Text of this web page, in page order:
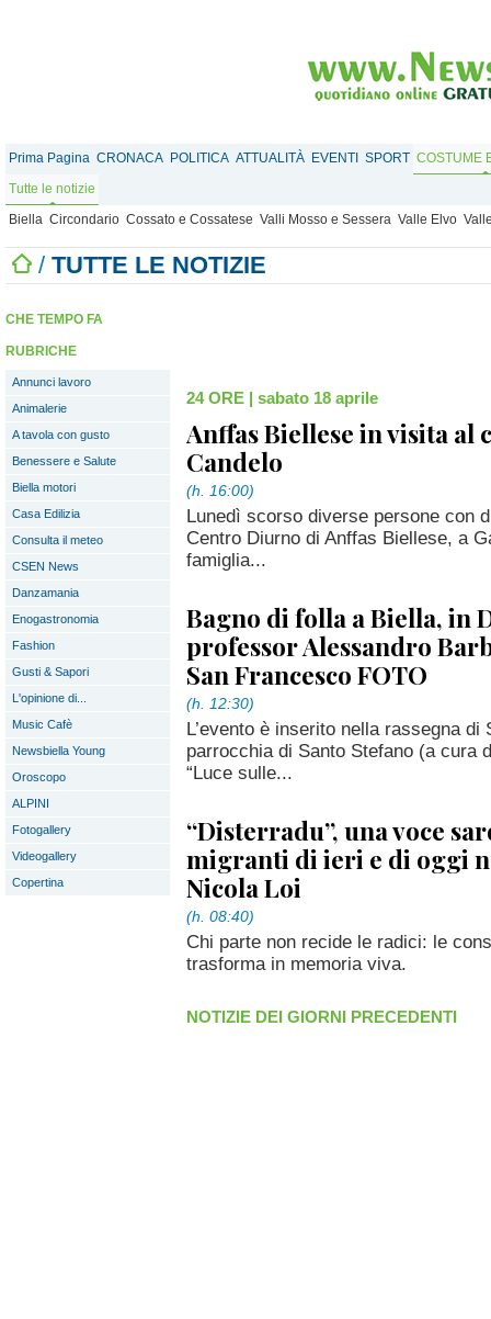
Prima Pagina CRONACA POLITICA ATTUALITÀ EVENTI SPORT COSTUME
Tutte le notizie
Biella Circondario Cossato e Cossatese Valli Mosso e Sessera Valle Elvo
/ TUTTE LE NOTIZIE
CHE TEMPO FA
RUBRICHE
Annunci lavoro
Animalerie
A tavola con gusto
Benessere e Salute
Biella motori
Casa Edilizia
Consulta il meteo
CSEN News
Danzamania
Enogastronomia
Fashion
Gusti & Sapori
L'opinione di...
Music Cafè
Newsbiella Young
Oroscopo
ALPINI
Fotogallery
Videogallery
Copertina
24 ORE | sabato 18 aprile
Anffas Biellese in visita al
Candelo
(h. 16:00)
Lunedì scorso diverse persone con
Centro Diurno di Anffas Biellese, a
famiglia...
Bagno di folla a Biella, in
professor Alessandro
San Francesco FOTO
(h. 12:30)
L’evento è inserito nella rassegna
parrocchia di Santo Stefano (a cura
“Luce sulle...
“Disterradu”, una voce
migranti di ieri e di oggi
Nicola Loi
(h. 08:40)
Chi parte non recide le radici: le
trasforma in memoria viva.
NOTIZIE DEI GIORNI PRECEDENTI